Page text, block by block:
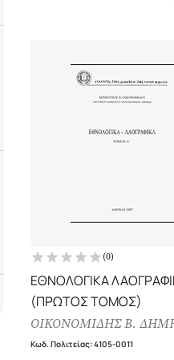
(0)
ΕΘΝΟΛΟΓΙΚΑ
(ΠΡΩΤΟΣ ΤΟΜΟΣ)
ΟΙΚΟΝΟΜΙΔΗΣ Β.
Κωδ. Πολιτείας:4105-0011